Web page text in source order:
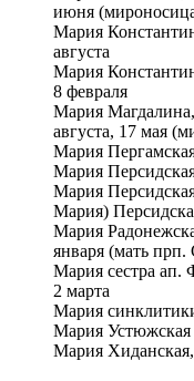
июня
Мария
августа
Мария
8 февраля
Мария Магдалина,
августа, 17 мая
Мария
Мария
Мария
Мария)
Мария
января (мать прп.
Мария сестра
2 марта
Мария
Мария
Мария